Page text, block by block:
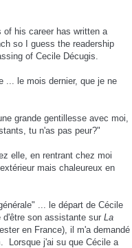
of his career has written a
so I guess the readership
of Cecile Décugis.
... le mois dernier, que je ne
grande gentillesse avec moi,
tu n'as pas peur?"
elle, en rentrant chez moi
mais chaleureux en
... le départ de Cécile
d'être son assistante sur La
en France), il m'a demandé
Lorsque j'ai su que Cécile a